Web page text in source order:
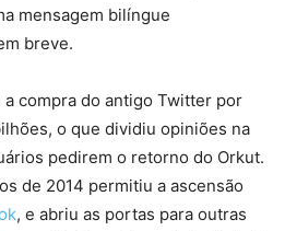
mensagem bilíngue
breve.
compra do antigo Twitter por
o que dividiu opiniões na
pedirem o retorno do Orkut.
de 2014 permitiu a ascensão
, e abriu as portas para outras